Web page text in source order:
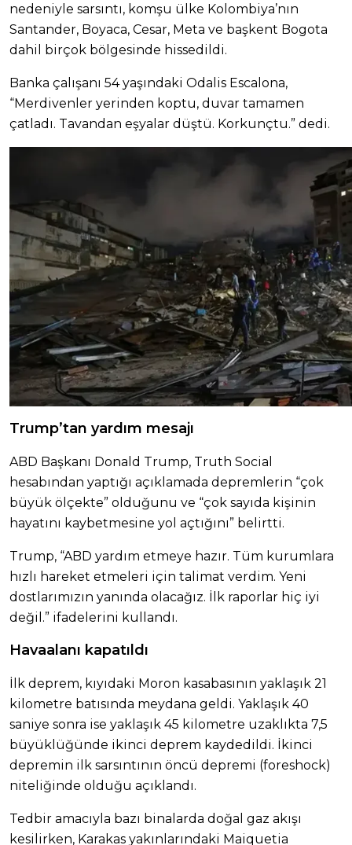
nedeniyle sarsıntı, komşu ülke Kolombiya’nın
Santander, Boyaca, Cesar, Meta ve başkent Bogota
dahil birçok bölgesinde hissedildi.
Banka çalışanı 54 yaşındaki Odalis Escalona,
“Merdivenler yerinden koptu, duvar tamamen
çatladı. Tavandan eşyalar düştü. Korkunçtu.” dedi.
Trump’tan yardım mesajı
ABD Başkanı Donald Trump, Truth Social
hesabından yaptığı açıklamada depremlerin “çok
büyük ölçekte” olduğunu ve “çok sayıda kişinin
hayatını kaybetmesine yol açtığını” belirtti.
Trump, “ABD yardım etmeye hazır. Tüm kurumlara
hızlı hareket etmeleri için talimat verdim. Yeni
dostlarımızın yanında olacağız. İlk raporlar hiç iyi
değil.” ifadelerini kullandı.
Havaalanı kapatıldı
İlk deprem, kıyıdaki Moron kasabasının yaklaşık 21
kilometre batısında meydana geldi. Yaklaşık 40
saniye sonra ise yaklaşık 45 kilometre uzaklıkta 7,5
büyüklüğünde ikinci deprem kaydedildi. İkinci
depremin ilk sarsıntının öncü depremi (foreshock)
niteliğinde olduğu açıklandı.
Tedbir amacıyla bazı binalarda doğal gaz akışı
kesilirken, Karakas yakınlarındaki Maiquetia